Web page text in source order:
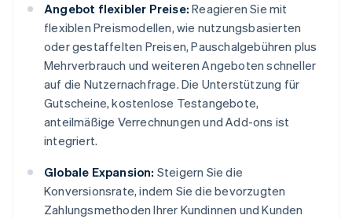
Angebot flexibler Preise: Reagieren Sie mit
flexiblen Preismodellen, wie nutzungsbasierten
oder gestaffelten Preisen, Pauschalgebühren plus
Mehrverbrauch und weiteren Angeboten schneller
auf die Nutzernachfrage. Die Unterstützung für
Gutscheine, kostenlose Testangebote,
anteilmäßige Verrechnungen und Add-ons ist
integriert.
Globale Expansion: Steigern Sie die
Konversionsrate, indem Sie die bevorzugten
Zahlungsmethoden Ihrer Kundinnen und Kunden